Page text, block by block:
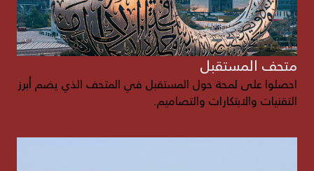
متحف المستقبل
احصلوا على لمحة حول المستقبل في المتحف الذي يضم أبرز
التقنيات والابتكارات والتصاميم.